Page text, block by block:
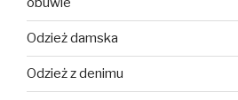
Odzież damska
Odzież z denimu